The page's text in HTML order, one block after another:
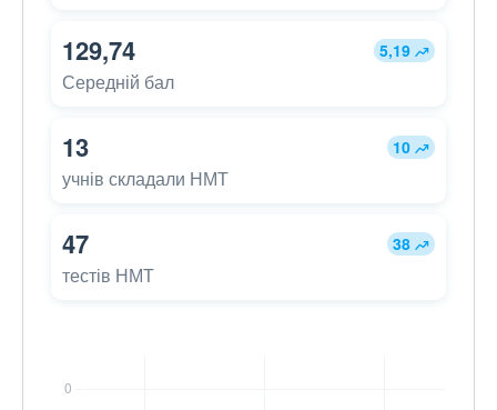
129,74 5,19
Середній бал
13 10
учнів складали НМТ
47 38
тестів НМТ